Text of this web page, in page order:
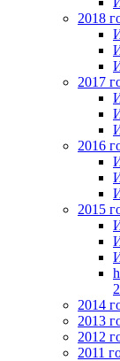
2018
2017
2016
2015
2014
2013
2012
2011